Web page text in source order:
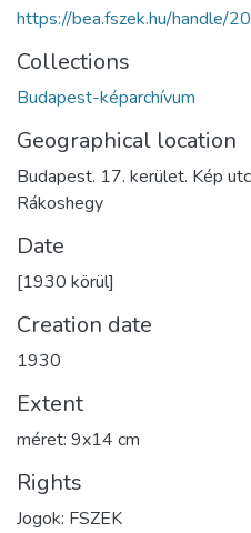
https://bea.fszek.hu/handle/
Collections
Budapest-képarchívum
Geographical location
Budapest. 17. kerület. Kép
Rákoshegy
Date
[1930 körül]
Creation date
1930
Extent
méret: 9x14 cm
Rights
Jogok: FSZEK